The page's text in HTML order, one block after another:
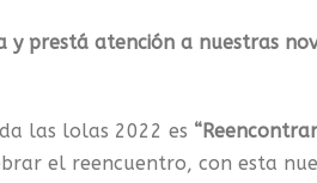
y prestá atención a nuestras
las lolas 2022 es
el reencuentro, con esta